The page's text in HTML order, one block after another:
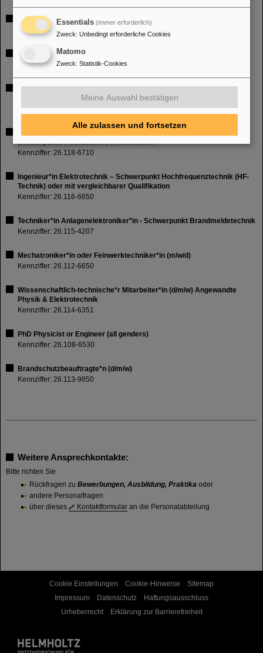
PhD student position (all genders) - (part time 65%)
Kennziffer: 26.125-1530
PhD student position (all genders) - (part time 65%)
Kennziffer: 26.124-1590
Wissenschaftliche*n Mitarbeiter*in mit Schwerpunkt Hochintensitäts-
Kennziffer: 26.123-4216
Schwerpunkt mechanische Konstruktion
Kennziffer: 26.118-6710
Ingenieur*in Elektrotechnik – Schwerpunkt Hochfrequenztechnik (HF-
Technik) oder mit vergleichbarer Qualifikation
Kennziffer: 26.116-6650
Techniker*in Anlagenelektroniker*in - Schwerpunkt Brandmeldetechnik
Kennziffer: 26.115-4207
Mechatroniker*in oder Feinwerktechniker*in (m/w/d)
Kennziffer: 26.112-6650
Wissenschaftlich-technische*r Mitarbeiter*in (d/m/w) Angewandte
Physik & Elektrotechnik
Kennziffer: 26.114-6351
PhD Physicist or Engineer (all genders)
Kennziffer: 26.108-6530
Brandschutzbeauftragte*n (d/m/w)
Kennziffer: 26.113-9850
Weitere Ansprechkontakte:
Bitte richten Sie
Rückfragen zu Bewerbungen, Ausbildung, Praktika oder
andere Personalfragen
über dieses
Kontaktformular an die Personalabteilung
Cookie Einstellungen Cookie-Hinweise
Sitemap
Impressum
Datenschutz
Haftungsausschluss
Urheberrecht
Erklärung zur Barrierefreiheit
Essentials (immer erforderlich)
Zweck: Unbedingt erforderliche Cookies
Matomo
Zweck: Statistik-Cookies
Meine Auswahl bestätigen
Alle zulassen und fortsetzen